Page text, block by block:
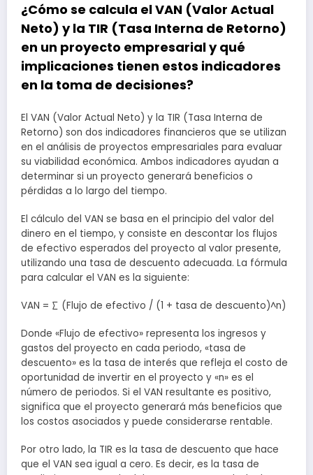
¿Cómo se calcula el VAN (Valor Actual
Neto) y la TIR (Tasa Interna de Retorno)
en un proyecto empresarial y qué
implicaciones tienen estos indicadores
en la toma de decisiones?
El VAN (Valor Actual Neto) y la TIR (Tasa Interna de
Retorno) son dos indicadores financieros que se utilizan
en el análisis de proyectos empresariales para evaluar
su viabilidad económica. Ambos indicadores ayudan a
determinar si un proyecto generará beneficios o
pérdidas a lo largo del tiempo.
El cálculo del VAN se basa en el principio del valor del
dinero en el tiempo, y consiste en descontar los flujos
de efectivo esperados del proyecto al valor presente,
utilizando una tasa de descuento adecuada. La fórmula
para calcular el VAN es la siguiente:
VAN = ∑ (Flujo de efectivo / (1 + tasa de descuento)^n)
Donde «Flujo de efectivo» representa los ingresos y
gastos del proyecto en cada periodo, «tasa de
descuento» es la tasa de interés que refleja el costo de
oportunidad de invertir en el proyecto y «n» es el
número de periodos. Si el VAN resultante es positivo,
significa que el proyecto generará más beneficios que
los costos asociados y puede considerarse rentable.
Por otro lado, la TIR es la tasa de descuento que hace
que el VAN sea igual a cero. Es decir, es la tasa de